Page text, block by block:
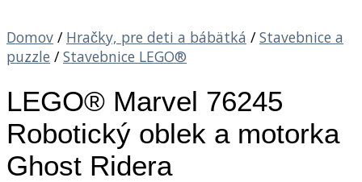
Domov / Hračky, pre deti a bábätká / Stavebnice a
puzzle / Stavebnice LEGO®
LEGO® Marvel 76245
Robotický oblek a motorka
Ghost Ridera